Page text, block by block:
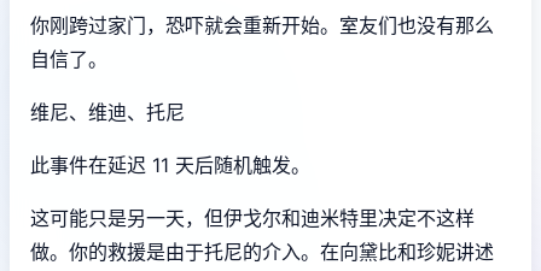
你刚跨过家门，恐吓就会重新开始。室友们也没有那么
自信了。
维尼、维迪、托尼
此事件在延迟 11 天后随机触发。
这可能只是另一天，但伊戈尔和迪米特里决定不这样
做。你的救援是由于托尼的介入。在向黛比和珍妮讲述